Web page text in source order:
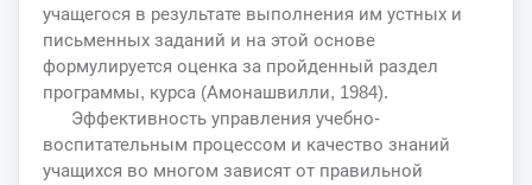
учащегося в результате выполнения им устных и
письменных заданий и на этой основе
формулируется оценка за пройденный раздел
программы, курса (Амонашвилли, 1984).
Эффективность управления учебно-
воспитательным процессом и качество знаний
учащихся во многом зависят от правильной